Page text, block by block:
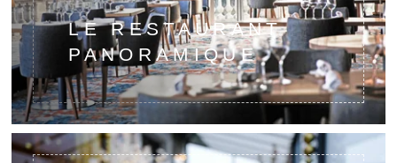
LE RESTAURANT
PANORAMIQUE
Etoilé au guide Michelin
Terrasse panoramique
Menu dégustation